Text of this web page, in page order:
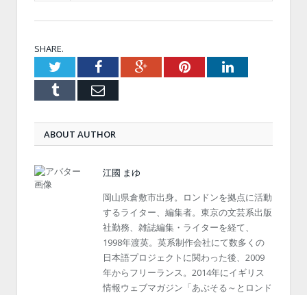
SHARE.
TwitterFacebookGoogle+PinterestLinkedIn
Tumblr Email
ABOUT AUTHOR
江國 まゆ
岡山県倉敷市出身。ロンドンを拠点に活動
するライター、編集者。東京の文芸系出版
社勤務、雑誌編集・ライターを経て、
1998年渡英。英系制作会社にて数多くの
日本語プロジェクトに関わった後、2009
年からフリーランス。2014年にイギリス
情報ウェブマガジン「あぶそる～とロンド